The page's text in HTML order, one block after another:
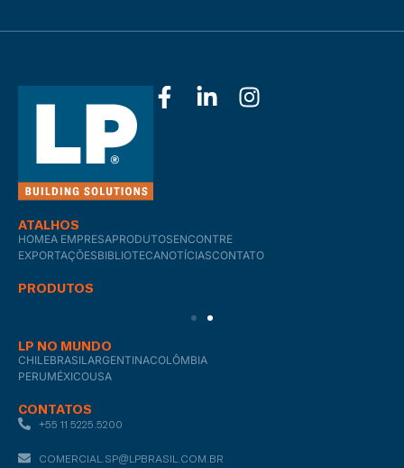
ATALHOS
HOMEA EMPRESAPRODUTOSENCONTRE
EXPORTAÇÕESBIBLIOTECANOTÍCIASCONTATO
PRODUTOS
LP NO MUNDO
CHILEBRASILARGENTINACOLÔMBIA
PERUMÉXICOUSA
CONTATOS
+55 11 5225.5200
COMERCIAL.SP@LPBRASIL.COM.BR